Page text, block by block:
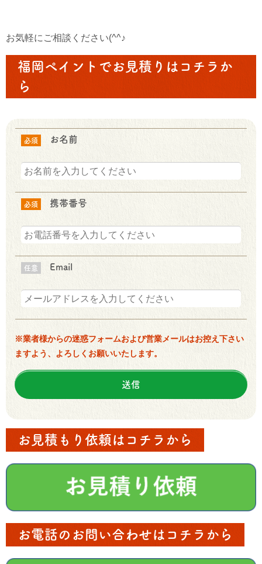
お気軽にご相談ください(^^♪
福岡ペイントでお見積りはコチラか
ら
必須 お名前
必須 携帯番号
任意 Email
※業者様からの迷惑フォームおよび営業メールはお控え下さい
ますよう、よろしくお願いいたします。
お見積もり依頼はコチラから
お電話のお問い合わせはコチラから